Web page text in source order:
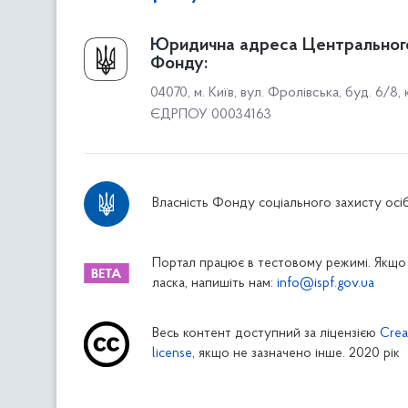
Про Фонд
Керівництво
Структура Фонду
Територіальні відділення
Дніпропетровське відділення
Житомирське відділення
Закарпатське відділення
Запорізьке відділення
Івано-Франківське відділення
Юридична адреса
Фонду:
04070, м. Київ, вул. Фролівська, буд. 6/8,
ЄДРПОУ 00034163
Власність Фонду соціального захисту осіб
Портал працює в тестовому режимі. Якщо
ласка, напишіть нам: info@ispf.gov.ua
Весь контент доступний за ліцензією
license, якщо не зазначено інше. 2020 рік